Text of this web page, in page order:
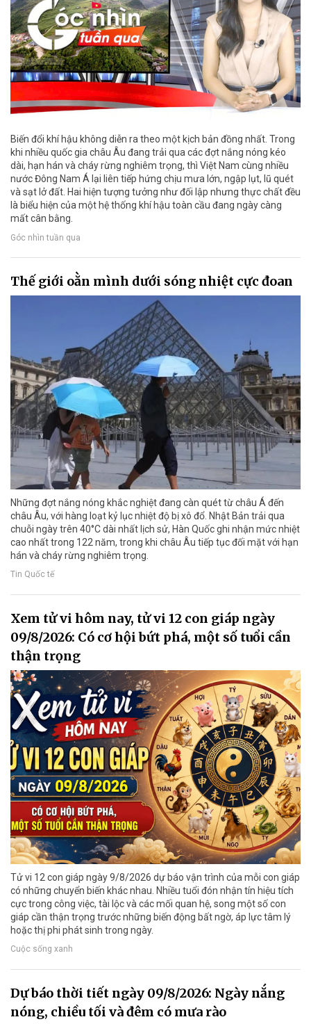
Biến đổi khí hậu không diễn ra theo một kịch bản đồng nhất. Trong
khi nhiều quốc gia châu Âu đang trải qua các đợt nắng nóng kéo
dài, hạn hán và cháy rừng nghiêm trọng, thì Việt Nam cùng nhiều
nước Đông Nam Á lại liên tiếp hứng chịu mưa lớn, ngập lụt, lũ quét
và sạt lở đất. Hai hiện tượng tưởng như đối lập nhưng thực chất đều
là biểu hiện của một hệ thống khí hậu toàn cầu đang ngày càng
mất cân bằng.
Góc nhìn tuần qua
Thế giới oằn mình dưới sóng nhiệt cực đoan
Những đợt nắng nóng khắc nghiệt đang càn quét từ châu Á đến
châu Âu, với hàng loạt kỷ lục nhiệt độ bị xô đổ. Nhật Bản trải qua
chuỗi ngày trên 40°C dài nhất lịch sử, Hàn Quốc ghi nhận mức nhiệt
cao nhất trong 122 năm, trong khi châu Âu tiếp tục đối mặt với hạn
hán và cháy rừng nghiêm trọng.
Tin Quốc tế
Xem tử vi hôm nay, tử vi 12 con giáp ngày
09/8/2026: Có cơ hội bứt phá, một số tuổi cần
thận trọng
Tử vi 12 con giáp ngày 9/8/2026 dự báo vận trình của mỗi con giáp
có những chuyển biến khác nhau. Nhiều tuổi đón nhận tín hiệu tích
cực trong công việc, tài lộc và các mối quan hệ, song một số con
giáp cần thận trọng trước những biến động bất ngờ, áp lực tâm lý
hoặc thị phi phát sinh trong ngày.
Cuộc sống xanh
Dự báo thời tiết ngày 09/8/2026: Ngày nắng
nóng, chiều tối và đêm có mưa rào